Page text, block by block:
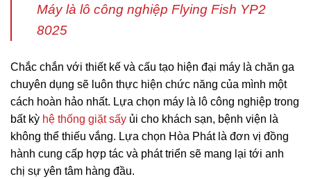
Máy là lô công nghiệp Flying Fish YP2
8025
Chắc chắn với thiết kế và cấu tạo hiện đại máy là chăn ga
chuyên dụng sẽ luôn thực hiện chức năng của mình một
cách hoàn hảo nhất. Lựa chọn máy là lô công nghiệp trong
bất kỳ hệ thống giặt sấy ủi cho khách sạn, bệnh viện là
không thể thiếu vắng. Lựa chọn Hòa Phát là đơn vị đồng
hành cung cấp hợp tác và phát triển sẽ mang lại tới anh
chị sự yên tâm hàng đầu.